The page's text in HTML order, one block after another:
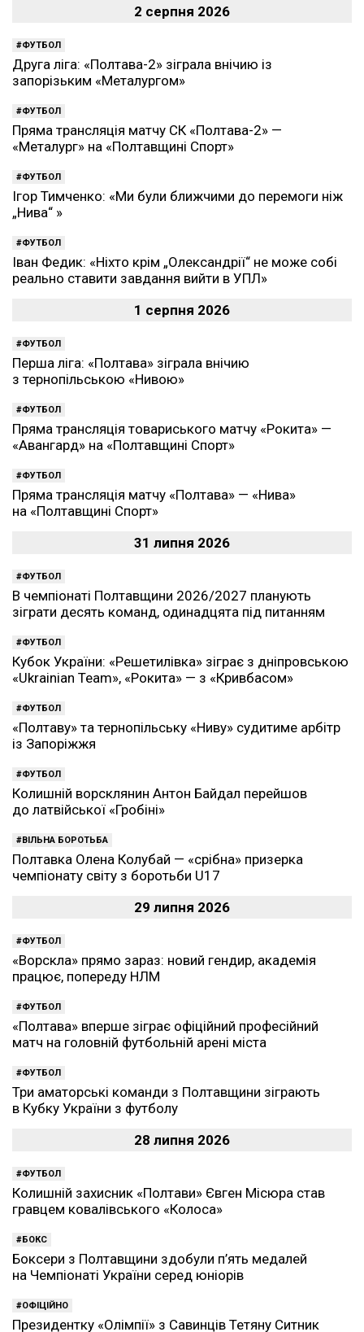
2 серпня 2026
ФУТБОЛ
Друга ліга: «Полтава-2» зіграла внічию із
запорізьким «Металургом»
ФУТБОЛ
Пряма трансляція матчу СК «Полтава-2» —
«Металург» на «Полтавщині Спорт»
ФУТБОЛ
Ігор Тимченко: «Ми були ближчими до перемоги ніж
„Нива“ »
ФУТБОЛ
Іван Федик: «Ніхто крім „Олександрії“ не може собі
реально ставити завдання вийти в УПЛ»
1 серпня 2026
ФУТБОЛ
Перша ліга: «Полтава» зіграла внічию
з тернопільською «Нивою»
ФУТБОЛ
Пряма трансляція товариського матчу «Рокита» —
«Авангард» на «Полтавщині Спорт»
ФУТБОЛ
Пряма трансляція матчу «Полтава» — «Нива»
на «Полтавщині Спорт»
31 липня 2026
ФУТБОЛ
В чемпіонаті Полтавщини 2026/2027 планують
зіграти десять команд, одинадцята під питанням
ФУТБОЛ
Кубок України: «Решетилівка» зіграє з дніпровською
«Ukrainian Team», «Рокита» — з «Кривбасом»
ФУТБОЛ
«Полтаву» та тернопільську «Ниву» судитиме арбітр
із Запоріжжя
ФУТБОЛ
Колишній ворсклянин Антон Байдал перейшов
до латвійської «Гробіні»
ВІЛЬНА БОРОТЬБА
Полтавка Олена Колубай — «срібна» призерка
чемпіонату світу з боротьби U17
29 липня 2026
ФУТБОЛ
«Ворскла» прямо зараз: новий гендир, академія
працює, попереду НЛМ
ФУТБОЛ
«Полтава» вперше зіграє офіційний професійний
матч на головній футбольній арені міста
ФУТБОЛ
Три аматорські команди з Полтавщини зіграють
в Кубку України з футболу
28 липня 2026
ФУТБОЛ
Колишній захисник «Полтави» Євген Місюра став
гравцем ковалівського «Колоса»
БОКС
Боксери з Полтавщини здобули п’ять медалей
на Чемпіонаті України серед юніорів
ОФІЦІЙНО
Президентку «Олімпії» з Савинців Тетяну Ситник